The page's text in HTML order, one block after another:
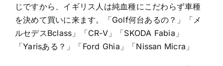
じですから、イギリス人は純血種にこだわらず車種
を決めて買いに来ます。「Golf何台あるの？」「メ
ルセデスBclass」「CR-V」「SKODA Fabia」
「Yarisある？」「Ford Ghia」「Nissan Micra」